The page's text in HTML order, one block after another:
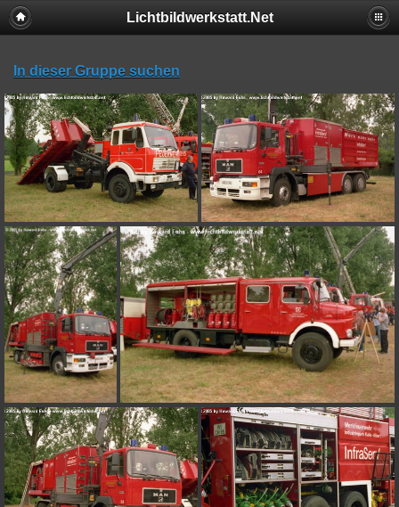
Lichtbildwerkstatt.Net
In dieser Gruppe suchen